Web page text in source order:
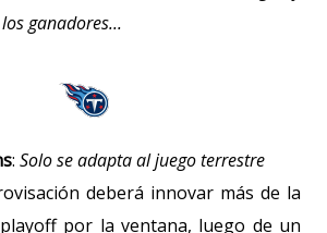
ganadores...
: Solo se adapta al juego terrestre
deberá innovar más de la
por la ventana, luego de un